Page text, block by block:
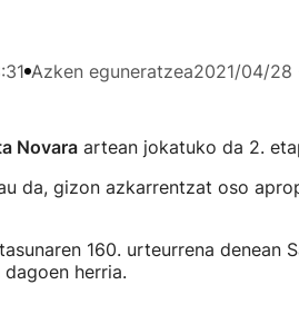
Azken eguneratzea2021/04/28
Novara artean jokatuko da 2.
da, gizon azkarrentzat oso
160. urteurrena denean
dagoen herria.